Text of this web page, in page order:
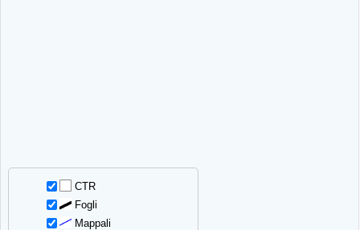
CTR
Fogli
Mappali